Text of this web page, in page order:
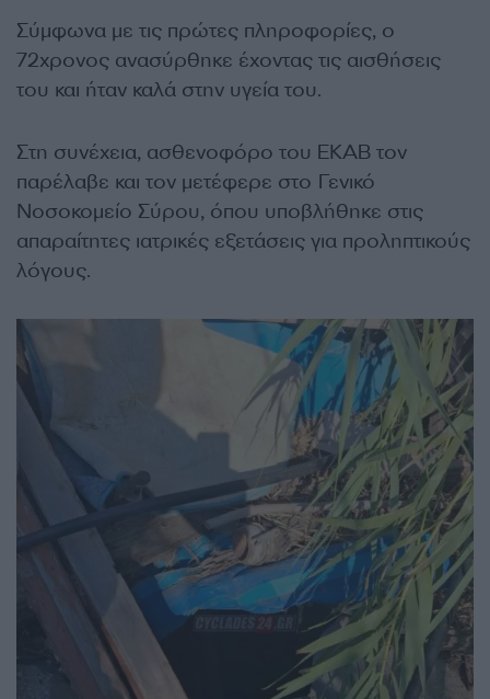
Σύμφωνα με τις πρώτες πληροφορίες, ο
72χρονος ανασύρθηκε έχοντας τις αισθήσεις
του και ήταν καλά στην υγεία του.
Στη συνέχεια, ασθενοφόρο του ΕΚΑΒ τον
παρέλαβε και τον μετέφερε στο Γενικό
Νοσοκομείο Σύρου, όπου υποβλήθηκε στις
απαραίτητες ιατρικές εξετάσεις για προληπτικούς
λόγους.